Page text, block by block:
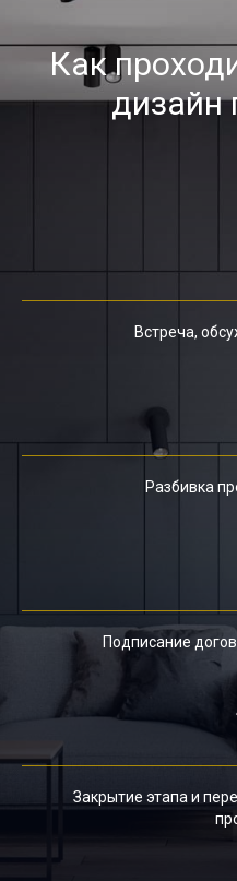
Как
дизайн
Встреча,
Разбивка
Подписание
Закрытие этапа и